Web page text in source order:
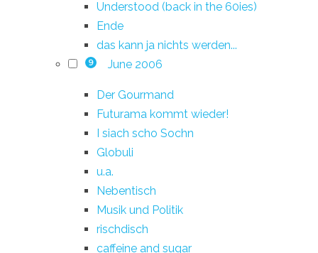
Understood (back in the 60ies)
Ende
das kann ja nichts werden...
9 June 2006
Der Gourmand
Futurama kommt wieder!
I siach scho Sochn
Globuli
u.a.
Nebentisch
Musik und Politik
rischdisch
caffeine and sugar